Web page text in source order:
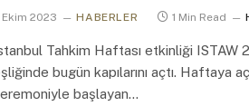
Ekim 2023 HABERLER 1 Min Read
Tahkim Haftası etkinliği ISTAW
bugün kapılarını açtı. Haftaya
başlayan…